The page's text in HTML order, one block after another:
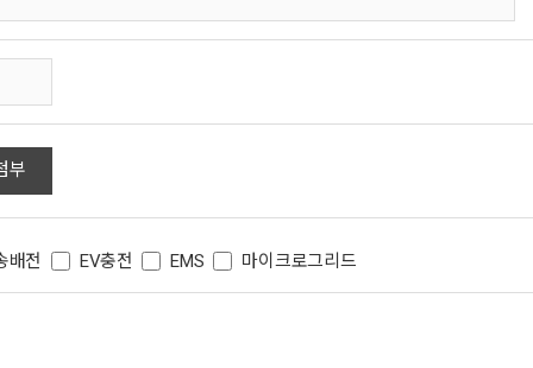
부
배전 EV충전 EMS 마이크로그리드